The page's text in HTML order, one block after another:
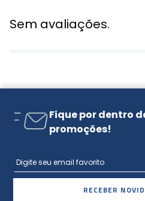
Sem avaliações.
Fique por dentro
promoções!
RECEBER